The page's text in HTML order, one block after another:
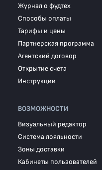
Журнал о фудтех
Способы оплаты
Тарифы и цены
Партнерская программа
Агентский договор
Открытие счета
Инструкции
ВОЗМОЖНОСТИ
Визуальный редактор
Система лояльности
Зоны доставки
Кабинеты пользователей